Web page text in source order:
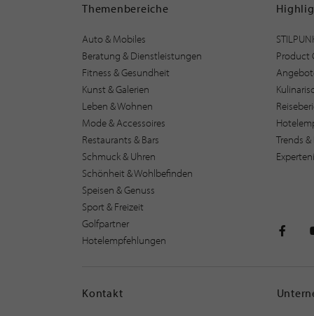
Themenbereiche
Auto & Mobiles
Beratung & Dienstleistungen
Fitness & Gesundheit
Kunst & Galerien
Leben & Wohnen
Mode & Accessoires
Restaurants & Bars
Schmuck & Uhren
Schönheit & Wohlbefinden
Speisen & Genuss
Sport & Freizeit
Golfpartner
Hotelempfehlungen
Product
Trends
Kontakt